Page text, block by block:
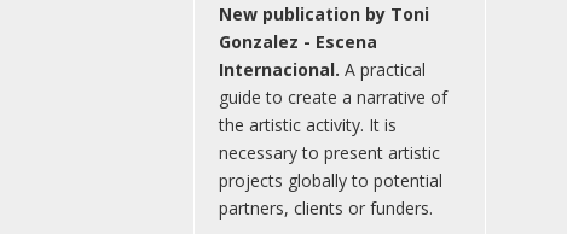
New publication by Toni
Gonzalez - Escena
Internacional. A practical
guide to create a narrative of
the artistic activity. It is
necessary to present artistic
projects globally to potential
partners, clients or funders.